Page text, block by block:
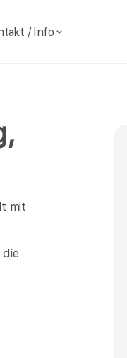
/ Info
mit
die